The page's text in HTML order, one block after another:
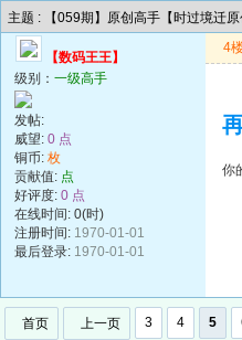
主题 : 【059期】原创高手【时过境迁
【数码王王】
级别： 一级高手
发帖:
威望: 0 点
铜币: 枚
贡献值: 点
好评度: 0 点
在线时间: 0(时)
注册时间: 1970-01-01
最后登录: 1970-01-01
4
你
首页 上一页 3 4 5